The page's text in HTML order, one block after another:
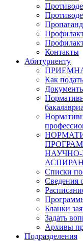
Контакты
Абитуриенту
Как
Списки
Сведения
Бланки
Задать
Архивы
Подразделения